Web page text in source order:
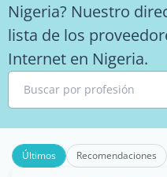
Nigeria? Nuestro
lista de los
Internet en Nigeria.
Buscar por profesión
Últimos Recomendaciones